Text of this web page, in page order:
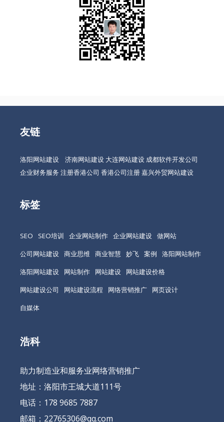
友链
洛阳网站建设 济南网站建设 大连网站建设 成都软件开发公司
企业财务服务 注册香港公司 香港公司注册嘉兴外贸网站建设
标签
SEO SEO培训 企业网站制作 企业网站建设 做网站
公司网站建设 商业思维 商业智慧 妙飞 案例
洛阳网站制作
洛阳网站建设
网站制作 网站建设
网站建设价格
网站建设公司
网站建设流程 网络营销推广
网页设计
自媒体
浩科
助力制造业和服务业网络营销推广
地址：洛阳市王城大道111号
电话：178 9685 7887
邮箱：22765306@qq.com